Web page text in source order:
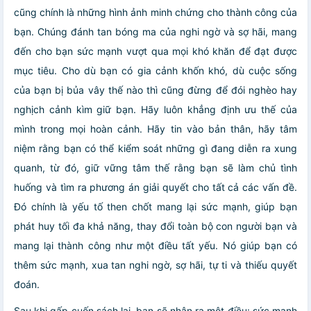
cũng chính là những hình ảnh minh chứng cho thành công của
bạn. Chúng đánh tan bóng ma của nghi ngờ và sợ hãi, mang
đến cho bạn sức mạnh vượt qua mọi khó khăn để đạt được
mục tiêu. Cho dù bạn có gia cảnh khốn khó, dù cuộc sống
của bạn bị bủa vây thế nào thì cũng đừng để đói nghèo hay
nghịch cảnh kìm giữ bạn. Hãy luôn khẳng định ưu thế của
mình trong mọi hoàn cảnh. Hãy tin vào bản thân, hãy tâm
niệm rằng bạn có thể kiểm soát những gì đang diễn ra xung
quanh, từ đó, giữ vững tâm thế rằng bạn sẽ làm chủ tình
huống và tìm ra phương án giải quyết cho tất cả các vấn đề.
Đó chính là yếu tố then chốt mang lại sức mạnh, giúp bạn
phát huy tối đa khả năng, thay đổi toàn bộ con người bạn và
mang lại thành công như một điều tất yếu. Nó giúp bạn có
thêm sức mạnh, xua tan nghi ngờ, sợ hãi, tự ti và thiếu quyết
đoán.